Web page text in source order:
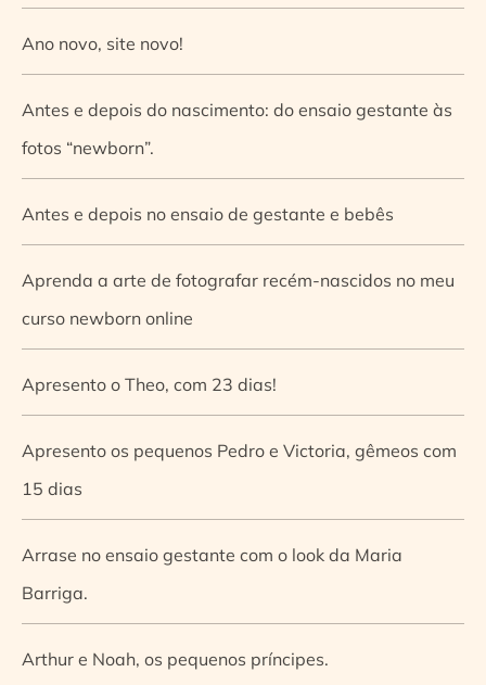
Ano novo, site novo!
Antes e depois do nascimento: do ensaio gestante às
fotos “newborn”.
Antes e depois no ensaio de gestante e bebês
Aprenda a arte de fotografar recém-nascidos no meu
curso newborn online
Apresento o Theo, com 23 dias!
Apresento os pequenos Pedro e Victoria, gêmeos com
15 dias
Arrase no ensaio gestante com o look da Maria
Barriga.
Arthur e Noah, os pequenos príncipes.